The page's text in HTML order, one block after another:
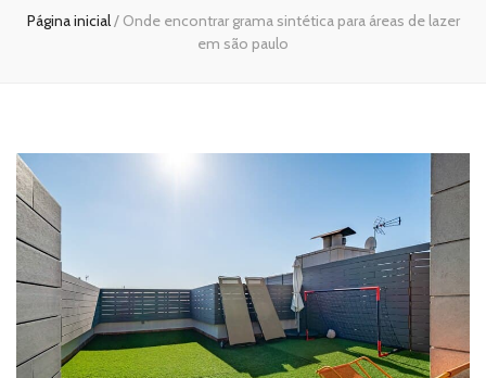
Página inicial/ Onde encontrar grama sintética para áreas de lazer
em são paulo